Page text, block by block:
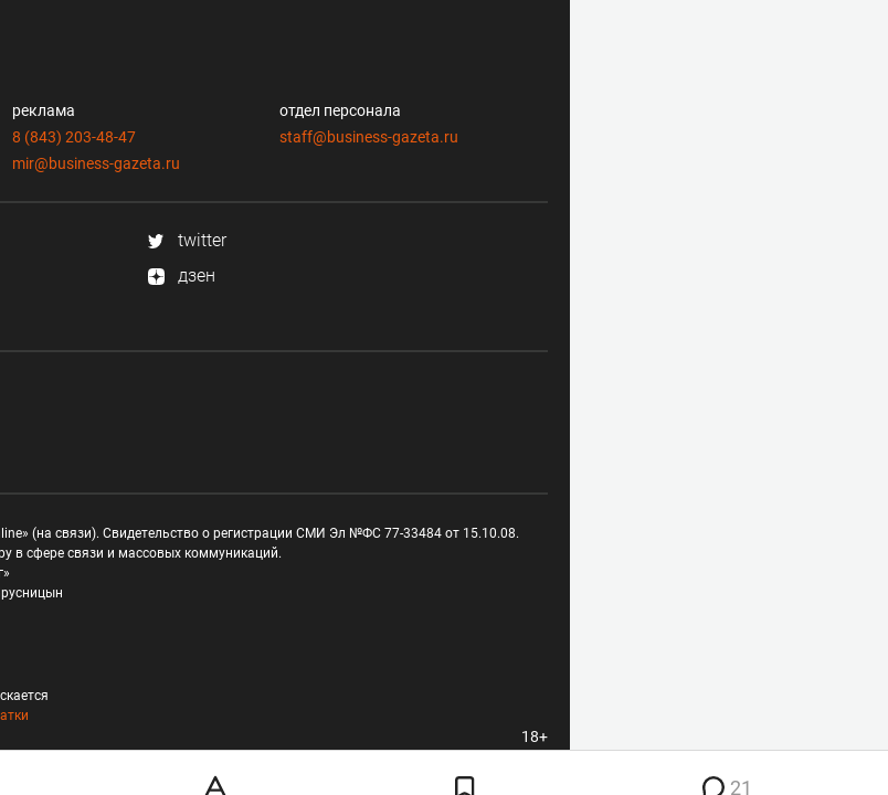
21
реклама
8 (843) 203-48-47
mir@business-gazeta.ru
отдел персонала
staff@business-gazeta.ru
twitter
дзен
(на связи). Свидетельство о регистрации СМИ Эл №ФС 77-33484 от 15.10.08.
в сфере связи и массовых коммуникаций.
18+